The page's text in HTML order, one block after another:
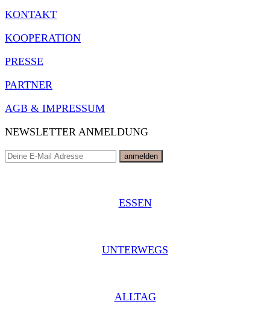
KONTAKT
KOOPERATION
PRESSE
PARTNER
AGB & IMPRESSUM
NEWSLETTER ANMELDUNG
ESSEN
UNTERWEGS
ALLTAG